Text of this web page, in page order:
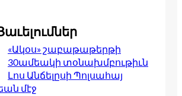
«Ակօս» շաբաթաթերթի
30ամեակի տօնախմբութիւն
Լոս Անճելըսի Պոլսահայ
մէջ